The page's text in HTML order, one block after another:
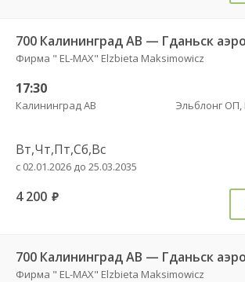
Фирма " EL-MAX" Elzbieta Maksimowicz
17:30
Калининград АВ
Вт,Чт,Пт,Сб,Вс
с 02.01.2026 до 25.03.2035
4 200 руб.
Фирма " EL-MAX" Elzbieta Maksimowicz